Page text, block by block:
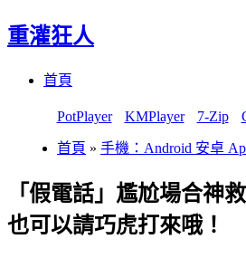
重灌狂人
首頁
PotPlayer KMPlayer 7-Zip
首頁 » 手機：Android 安卓
「假電話」尷尬場合神
也可以請巧虎打來哦！